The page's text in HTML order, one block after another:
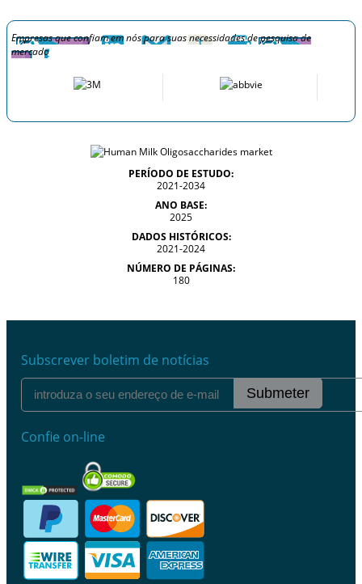
Empresas que confiam em nós para suas necessidades de pesquisa de
mercado
PERÍODO DE ESTUDO:
2021-2034
ANO BASE:
2025
DADOS HISTÓRICOS:
2021-2024
NÚMERO DE PÁGINAS:
180
Subscrever boletim de notícias
Submeter
Confie on-line